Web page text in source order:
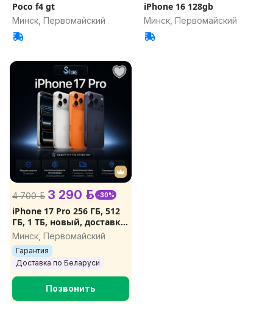
Poco f4 gt
Минск, Первомайский
iPhone 16 128gb
Минск, Первомайский
4 700 р. 3 290 р. -30%
iPhone 17 Pro 256 ГБ, 512
ГБ, 1 ТБ, новый, доставка
сегодня
Минск, Первомайский
Гарантия
Доставка по Беларуси
Позвонить